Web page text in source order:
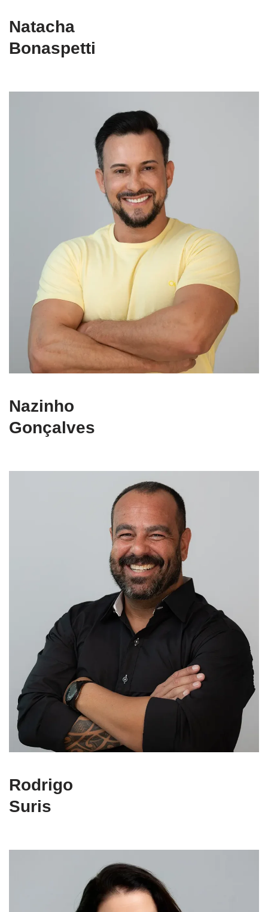
Natacha
Bonaspetti
Nazinho
Gonçalves
Rodrigo
Suris